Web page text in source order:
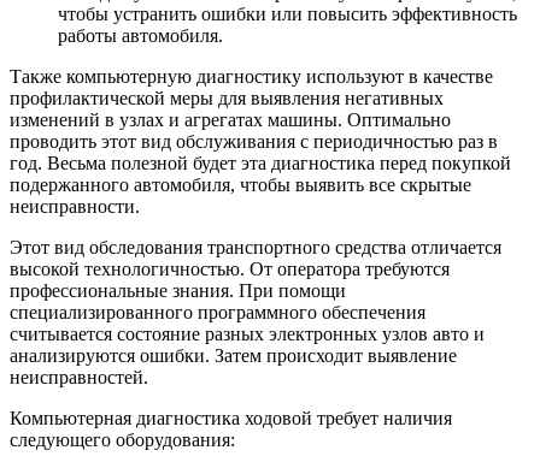
чтобы устранить ошибки или повысить эффективность
работы автомобиля.
Также компьютерную диагностику используют в качестве
профилактической меры для выявления негативных
изменений в узлах и агрегатах машины. Оптимально
проводить этот вид обслуживания с периодичностью раз в
год. Весьма полезной будет эта диагностика перед покупкой
подержанного автомобиля, чтобы выявить все скрытые
неисправности.
Этот вид обследования транспортного средства отличается
высокой технологичностью. От оператора требуются
профессиональные знания. При помощи
специализированного программного обеспечения
считывается состояние разных электронных узлов авто и
анализируются ошибки. Затем происходит выявление
неисправностей.
Компьютерная диагностика ходовой требует наличия
следующего оборудования: